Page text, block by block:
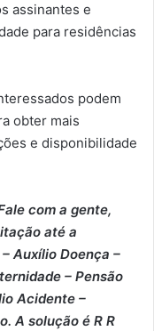
assinantes e
para residências
podem
obter mais
e disponibilidade
com a gente,
até a
– Auxílio Doença –
– ⁠Pensão
Acidente –
A solução é R R